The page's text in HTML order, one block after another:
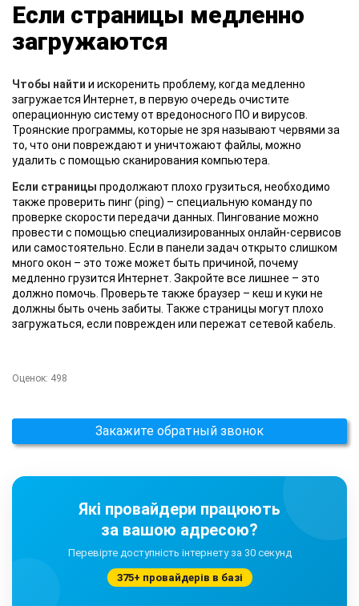
Если страницы медленно
загружаются
Чтобы найти и искоренить проблему, когда медленно
загружается Интернет, в первую очередь очистите
операционную систему от вредоносного ПО и вирусов.
Троянские программы, которые не зря называют червями за
то, что они повреждают и уничтожают файлы, можно
удалить с помощью сканирования компьютера.
Если страницы продолжают плохо грузиться, необходимо
также проверить пинг (ping) – специальную команду по
проверке скорости передачи данных. Пингование можно
провести с помощью специализированных онлайн-сервисов
или самостоятельно. Если в панели задач открыто слишком
много окон – это тоже может быть причиной, почему
медленно грузится Интернет. Закройте все лишнее – это
должно помочь. Проверьте также браузер – кеш и куки не
должны быть очень забиты. Также страницы могут плохо
загружаться, если поврежден или пережат сетевой кабель.
Оценок: 498
Закажите обратный звонок
Які провайдери працюють
за вашою адресою?
Перевірте доступність інтернету за 30 секунд
375+ провайдерів в базі